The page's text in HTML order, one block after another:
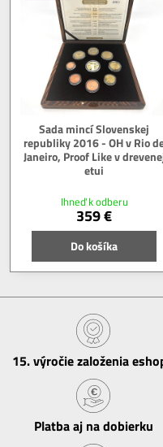
Sada mincí Slovenskej
republiky 2016 - OH v Rio
Janeiro, Proof Like v
etui
Ihneď k odberu
359 €
Do košíka
15​. výročie založenia
Platba aj na dobierku